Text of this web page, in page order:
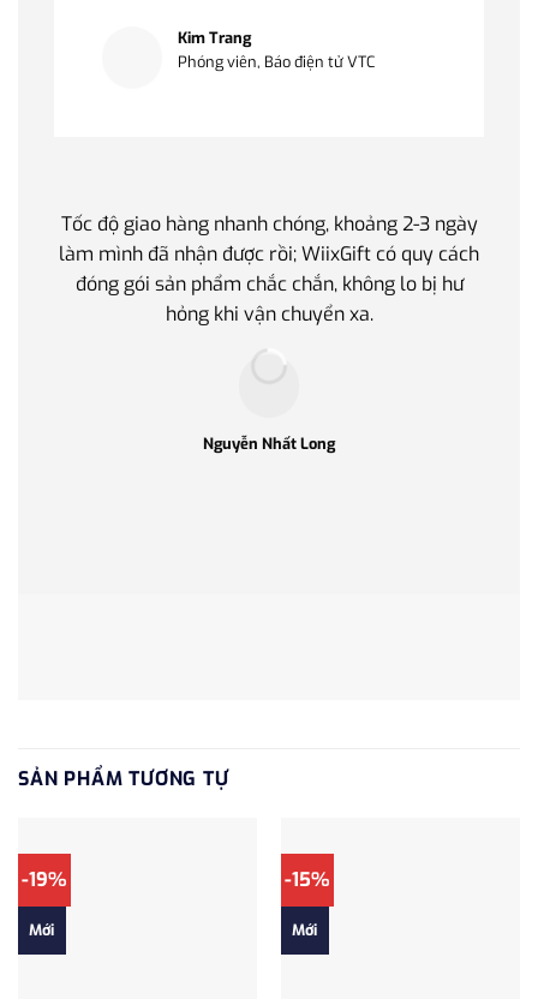
Kim Trang
Phóng viên, Báo điện tử VTC
Tốc độ giao hàng nhanh chóng, khoảng 2-3 ngày
làm mình đã nhận được rồi; WiixGift có quy cách
đóng gói sản phẩm chắc chắn, không lo bị hư
hỏng khi vận chuyển xa.
Nguyễn Nhất Long
SẢN PHẨM TƯƠNG TỰ
-19%
Mới
-15%
Mới